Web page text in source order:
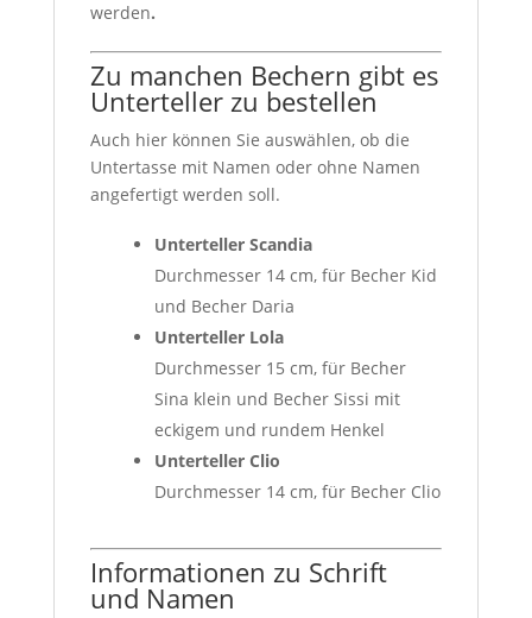
werden.
Zu manchen Bechern gibt es
Unterteller zu bestellen
Auch hier können Sie auswählen, ob die
Untertasse mit Namen oder ohne Namen
angefertigt werden soll.
Unterteller Scandia
Durchmesser 14 cm, für Becher Kid
und Becher Daria
Unterteller Lola
Durchmesser 15 cm, für Becher
Sina klein und Becher Sissi mit
eckigem und rundem Henkel
Unterteller Clio
Durchmesser 14 cm, für Becher Clio
Informationen zu Schrift
und Namen